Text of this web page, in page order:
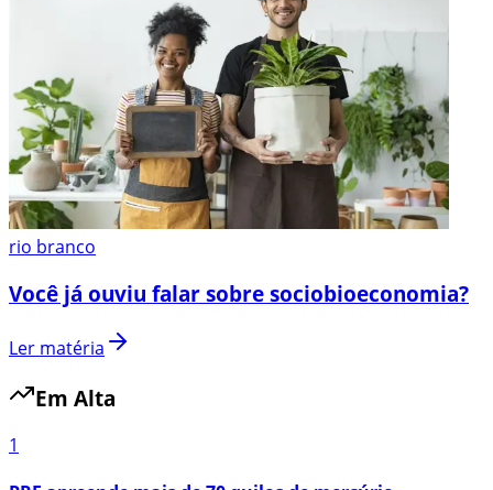
rio branco
Você já ouviu falar sobre sociobioeconomia?
Ler matéria
Em Alta
1